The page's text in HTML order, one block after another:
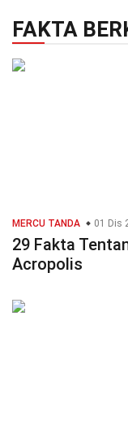
FAKTA
MERCU TANDA 01 Dis
29 Fakta
Acropolis